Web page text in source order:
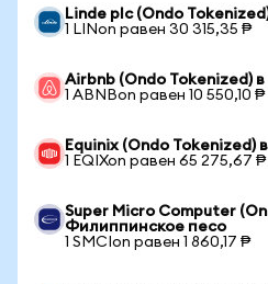
Linde plc (Ondo
1 LINon равен 30 315,35 ₱
Airbnb (Ondo Tokenized)
1 ABNBon равен 10 550,10 ₱
Equinix (Ondo Tokenized)
1 EQIXon равен 65 275,67 ₱
Super Micro Computer
Филиппинское песо
1 SMCIon равен 1 860,17 ₱